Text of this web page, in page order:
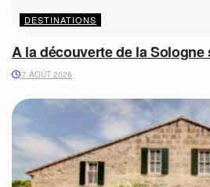
DESTINATIONS
A la découverte de la Sologne
7 AOÛT 2026